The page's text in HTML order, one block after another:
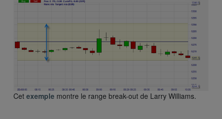
Cet exemple montre le range break-out de Larry Williams.